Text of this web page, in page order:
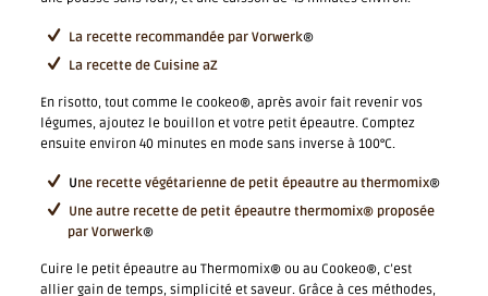
La recette recommandée par Vorwerk®
La recette de Cuisine aZ
En risotto, tout comme le cookeo®, après avoir fait revenir vos
légumes, ajoutez le bouillon et votre petit épeautre. Comptez
ensuite environ 40 minutes en mode sans inverse à 100°C.
Une recette végétarienne de petit épeautre au thermomix®
Une autre recette de petit épeautre thermomix® proposée
par Vorwerk®
Cuire le petit épeautre au Thermomix® ou au Cookeo®, c’est
allier gain de temps, simplicité et saveur. Grâce à ces méthodes,